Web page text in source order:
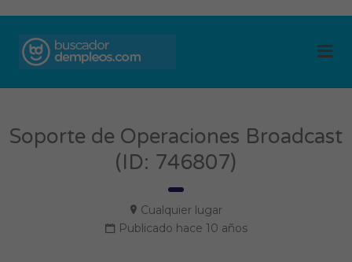
Soporte de Operaciones Broadcast
(ID: 746807)
Cualquier lugar
Publicado hace 10 años